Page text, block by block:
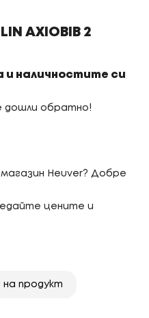
AXIOBIB 2
и наличностите си
дошли обратно!
Heuver? Добре
цените и
на продукт